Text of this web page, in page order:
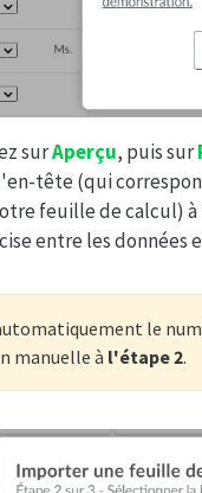
surAperçu, puis sur
tête (qui
feuille de calcul)
entre les données
le
manuelle à l'étape 2.